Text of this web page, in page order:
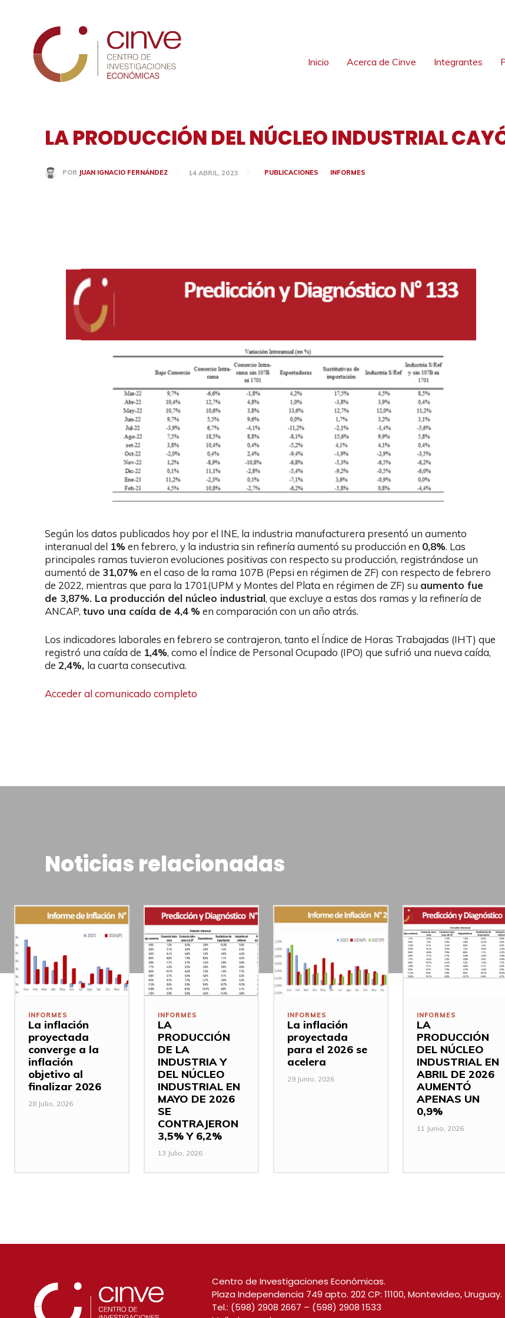
Inicio Acerca de Cinve Integrantes
LA PRODUCCIÓN DEL NÚCLEO INDUSTRIAL
POR JUAN IGNACIO FERNÁNDEZ 14 ABRIL, 2023 PUBLICACIONES INFORMES
Según los datos publicados hoy por el INE, la industria manufacturera presentó un aumento
interanual del 1% en febrero, y la industria sin refinería aumentó su producción en 0,8%. Las
principales ramas tuvieron evoluciones positivas con respecto su producción, registrándose un
aumentó de 31,07% en el caso de la rama 107B (Pepsi en régimen de ZF) con respecto de febrero
de 2022, mientras que para la 1701(UPM y Montes del Plata en régimen de ZF) su aumento fue
de 3,87%. La producción del núcleo industrial, que excluye a estas dos ramas y la refinería de
ANCAP, tuvo una caída de 4,4 % en comparación con un año atrás.
Los indicadores laborales en febrero se contrajeron, tanto el Índice de Horas Trabajadas (IHT) que
registró una caída de 1,4%, como el Índice de Personal Ocupado (IPO) que sufrió una nueva caída,
de 2,4%, la cuarta consecutiva.
Acceder al comunicado completo
Noticias relacionadas
INFORMES
La inflación
proyectada
converge a la
inflación
objetivo al
finalizar 2026
28 Julio, 2026
INFORMES
LA
PRODUCCIÓN
DE LA
INDUSTRIA Y
DEL NÚCLEO
INDUSTRIAL EN
MAYO DE 2026
SE
CONTRAJERON
3,5% Y 6,2%
13 Julio, 2026
INFORMES
La inflación
proyectada
para el 2026 se
acelera
29 Junio, 2026
INFORMES
LA
PRODUCCIÓN
DEL NÚCLEO
INDUSTRIAL EN
ABRIL DE 2026
AUMENTÓ
APENAS UN
0,9%
11 Junio, 2026
Centro de Investigaciones Económicas.
Plaza Independencia 749 apto. 202 CP: 11100, Montevideo, Uruguay.
Tel.: (598) 2908 2667 – (598) 2908 1533